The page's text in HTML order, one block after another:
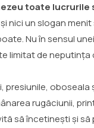
toate
nici un slogan
Nu în sensul
limitat de neputința
presiunile,
rugăciunii,
să încetinești și